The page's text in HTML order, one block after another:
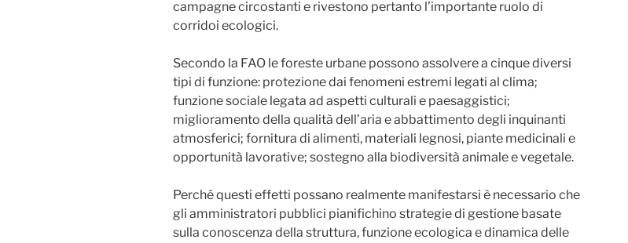
campagne circostanti e rivestono pertanto l’importante ruolo di
corridoi ecologici.
Secondo la FAO le foreste urbane possono assolvere a cinque diversi
tipi di funzione: protezione dai fenomeni estremi legati al clima;
funzione sociale legata ad aspetti culturali e paesaggistici;
miglioramento della qualità dell’aria e abbattimento degli inquinanti
atmosferici; fornitura di alimenti, materiali legnosi, piante medicinali e
opportunità lavorative; sostegno alla biodiversità animale e vegetale.
Perché questi effetti possano realmente manifestarsi è necessario che
gli amministratori pubblici pianifichino strategie di gestione basate
sulla conoscenza della struttura, funzione ecologica e dinamica delle